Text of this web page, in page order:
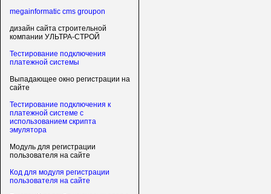
megainformatic cms groupon
дизайн сайта строительной
компании УЛЬТРА-СТРОЙ
Тестирование подключения
платежной системы
Выпадающее окно регистрации на
сайте
Тестирование подключения к
платежной системе с
использованием скрипта
эмулятора
Модуль для регистрации
пользователя на сайте
Код для модуля регистрации
пользователя на сайте